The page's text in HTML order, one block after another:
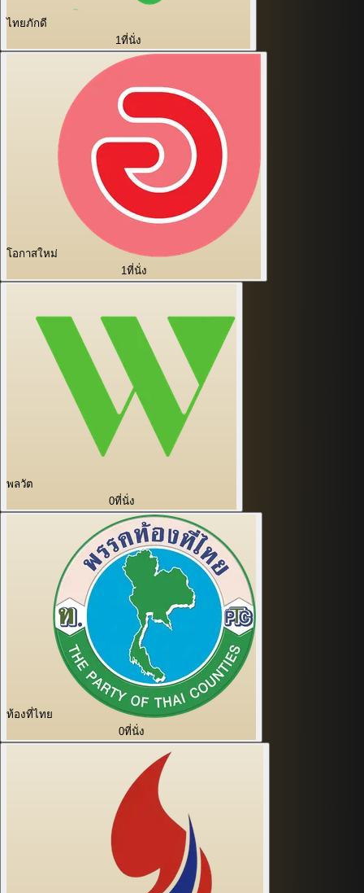
ไทยภักดี
1ที่นั่ง
โอกาสใหม่
1ที่นั่ง
พลวัต
0ที่นั่ง
ท้องที่ไทย
0ที่นั่ง